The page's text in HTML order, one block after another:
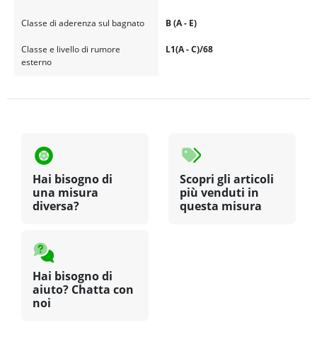
Classe di aderenza sul bagnato B (A - E)
Classe e livello di rumore
esterno
L1(A - C)/68
Hai bisogno di
una misura
diversa?
Scopri gli articoli
più venduti in
questa misura
Hai bisogno di
aiuto? Chatta con
noi